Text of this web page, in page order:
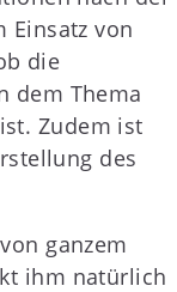
Einsatz von
die
dem Thema
Zudem ist
des
ganzem
ihm natürlich